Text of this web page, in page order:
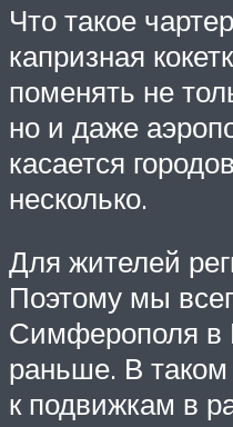
Что такое
капризная
поменять не
но и даже
касается
несколько.
Для жителей
Поэтому мы
Симферополя в
раньше. В
к подвижкам в